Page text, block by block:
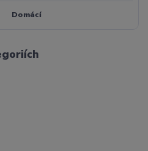
Domácí